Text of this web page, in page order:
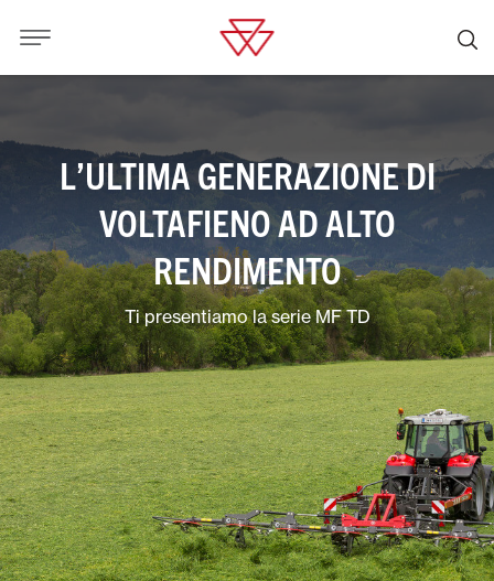
L’ULTIMA GENERAZIONE DI
VOLTAFIENO AD ALTO
RENDIMENTO
Ti presentiamo la serie MF TD